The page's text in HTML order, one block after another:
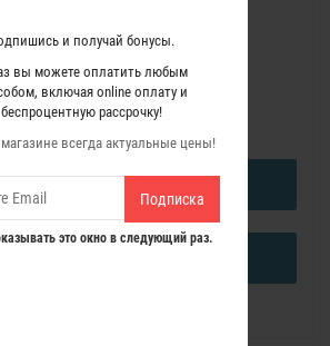
и получай бонусы.
вы можете оплатить любым
включая online оплату и
беспроцентную рассрочку!
всегда актуальные цены!
Подписка
это окно в следующий раз.
наличии